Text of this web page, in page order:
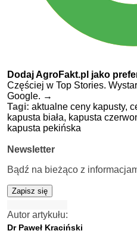
Dodaj AgroFakt.pl jako
Częściej w Top Stories.
Google. →
Tagi: aktualne ceny kapusty,
kapusta biała, kapusta
kapusta pekińska
Newsletter
Bądź na bieżąco z
Zapisz się
Autor artykułu:
Dr Paweł Kraciński